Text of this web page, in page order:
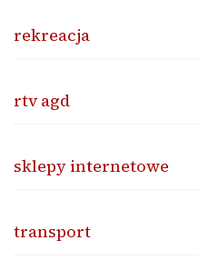
rekreacja
rtv agd
sklepy internetowe
transport